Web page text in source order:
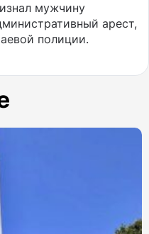
мужчину
арест,
полиции.